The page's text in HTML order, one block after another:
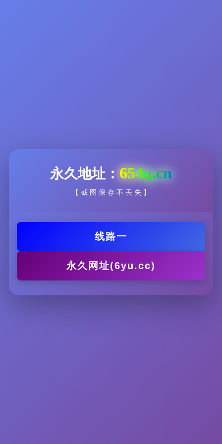
永久地址： 654q.cn
【 截 图 保 存 不 丢 失 】
线路一
永久网址(6yu.cc)